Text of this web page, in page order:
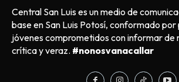
Central San Luis es un medio de
base en San Luis Potosí, conformado
jóvenes comprometidos con informar de
crítica y veraz. #nonosvanacallar